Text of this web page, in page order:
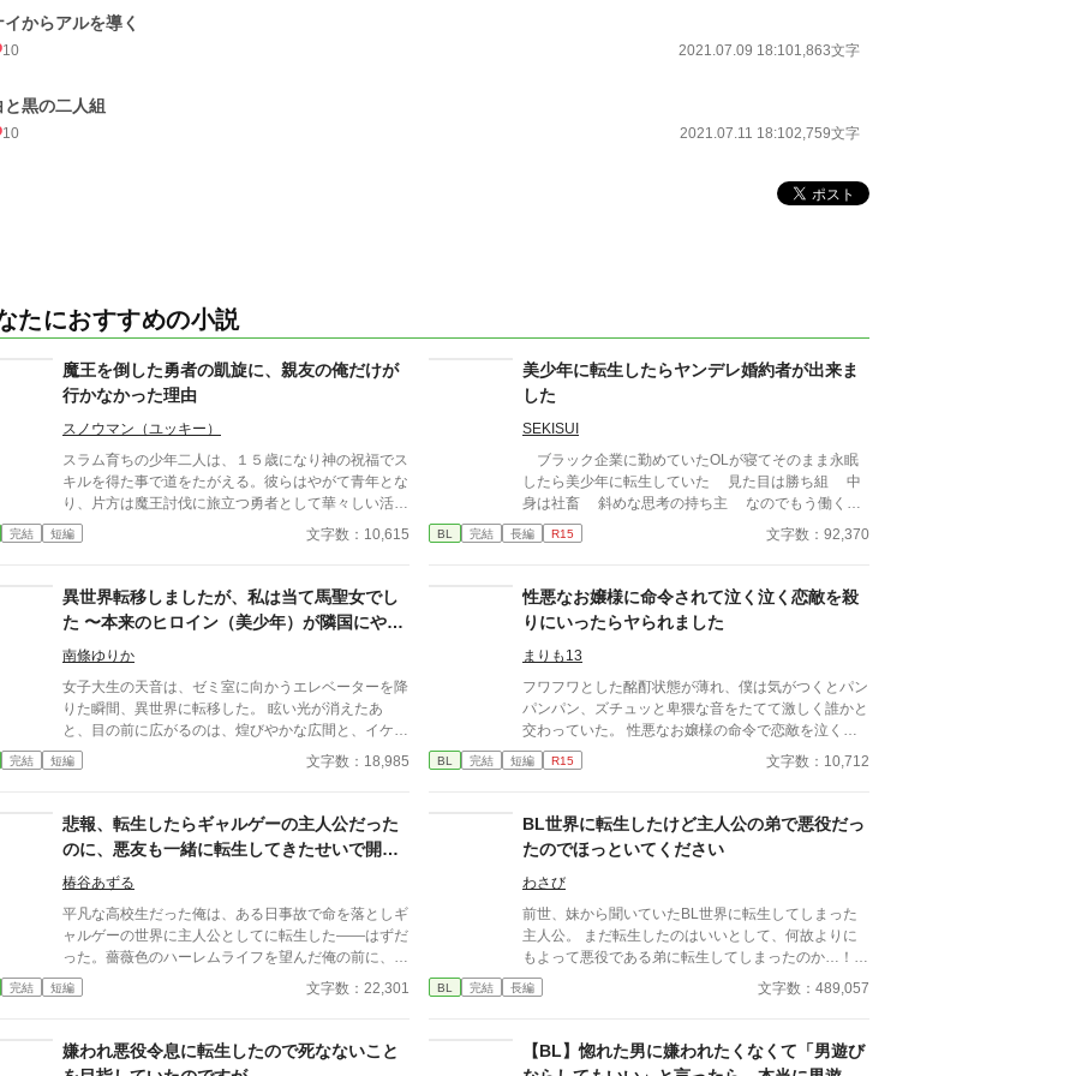
イからアルを導く
10 2021.07.09 18:101,863文字
と黒の二人組
10 2021.07.11 18:102,759文字
たにおすすめの小説
魔王を倒した勇者の凱旋に、親友の俺だけが
行かなかった理由
スノウマン（ユッキー）
スラム育ちの少年二人は、１５歳になり神の祝福でス
キルを得た事で道をたがえる。彼らはやがて青年とな
り、片方は魔王討伐に旅立つ勇者として華々しい活躍
をし、もう片方はただ彼の帰還を待つ相変わらずスラ
ム暮らしの存在となる。 これは何も持たない青年が
覚両片想いの勇者×親友。 読了後、もう一度だけ読み
直して頂けると何か見える世界が変わるかもしれませ
ん。
完結 短編 文字数：10,615
美少年に転生したらヤンデレ婚約者が出来ま
した
SEKISUI
ブラック企業に勤めていたOLが寝てそのまま永眠
したら美少年に転生していた 見た目は勝ち組 中
身は社畜 斜めな思考の持ち主 なのでもう働くの
は嫌なので怠惰に生きようと思う そんな主人公は
やばい公爵令息に目を付けられて翻弄される
BL 完結 長編 R15 文字数：92,370
異世界転移しましたが、私は当て馬聖女でし
た 〜本来のヒロイン（美少年）が隣国にやっ
てきたので、物理で更地を作ります〜
南條ゆりか
女子大生の天音は、ゼミ室に向かうエレベーターを降
りた瞬間、異世界に転移した。 眩い光が消えたあ
と、目の前に広がるのは、煌びやかな広間と、イケメ
ンたち。 異世界転生、転移ものを読み漁っている天
音は、瞬時に自分に与えられた「聖女」の役割を察す
はいかないようだ。 作中、ウザイほど()書で注釈が入
ります。 コメディとして、流していただけると幸い
です。
完結 短編 文字数：18,985
性悪なお嬢様に命令されて泣く泣く恋敵を殺
りにいったらヤられました
まりも13
フワフワとした酩酊状態が薄れ、僕は気がつくとパン
パンパン、ズチュッと卑猥な音をたてて激しく誰かと
交わっていた。 性悪なお嬢様の命令で恋敵を泣く泣
く殺りに行ったら逆にヤラれちゃった、ちょっとアホ
な子の話です。 （ムーンライトノベルにも掲載して
BL 完結 短編 R15 文字数：10,712
悲報、転生したらギャルゲーの主人公だった
のに、悪友も一緒に転生してきたせいで開幕
即終了のお知らせ
椿谷あずる
平凡な高校生だった俺は、ある日事故で命を落としギ
ャルゲーの世界に主人公としてに転生した――はずだ
った。薔薇色のハーレムライフを望んだ俺の前に、な
ぜか一緒に事故に巻き込まれた悪友・野里レンまで転
生してきて！？「お前だけハーレムなんて、絶対ズル
だ？ヒロインじゃなく、男とばかりフラグが立ってし
まうギャルゲー世界。俺のハーレム計画、開幕十分で
完結 短編 文字数：22,301
BL世界に転生したけど主人公の弟で悪役だっ
たのでほっといてください
わさび
前世、妹から聞いていたBL世界に転生してしまった
主人公。 まだ転生したのはいいとして、何故よりに
もよって悪役である弟に転生してしまったのか…！？
悪役の弟が抱えていたであろう嫉妬に抗いつつ転生生
活を過ごす物語。
BL 完結 長編 文字数：489,057
嫌われ悪役令息に転生したので死なないこと
【BL】惚れた男に嫌われたくなくて「男遊び